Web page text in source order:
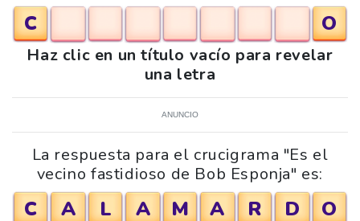
C O
Haz clic en un título vacío para revelar
una letra
ANUNCIO
La respuesta para el crucigrama "Es el
vecino fastidioso de Bob Esponja" es:
C A L A M A R D O